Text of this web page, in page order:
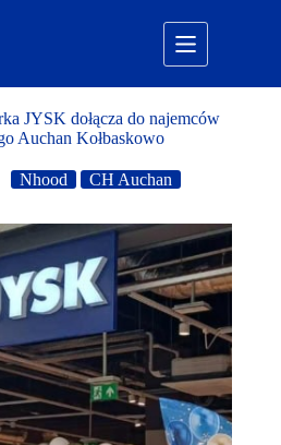
JYSK dołącza do najemców
Auchan Kołbaskowo
Nhood CH Auchan